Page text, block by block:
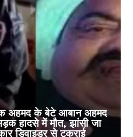
अहमद के बेटे आबान अहमद
हादसे में मौत, झांसी जा
डिवाइडर से टकराई